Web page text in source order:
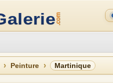
Peinture Martinique